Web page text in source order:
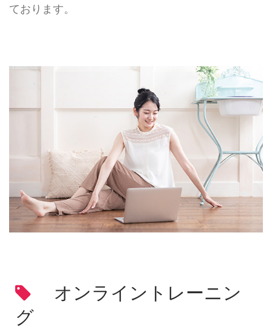
ております。
オンライントレーニン
グ